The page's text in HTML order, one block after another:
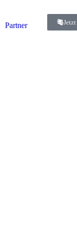
Partner